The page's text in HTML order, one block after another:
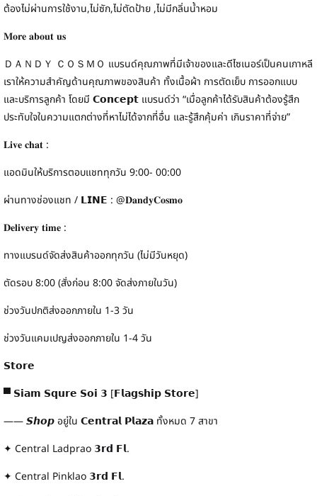
ต้องไม่ผ่านการใช้งาน,ไม่ซัก,ไม่ตัดป้าย ,ไม่มีกลิ่นน้ำหอม
𝐌𝐨𝐫𝐞 𝐚𝐛𝐨𝐮𝐭 𝐮𝐬
ＤＡＮＤＹ ＣＯＳＭＯ แบรนด์คุณภาพที่มีเจ้าของและดีไซเนอร์เป็นคนเกาหลี
เราให้ความสำคัญด้านคุณภาพของสินค้า ทั้งเนื้อผ้า การตัดเย็บ การออกแบบ
และบริการลูกค้า โดยมี 𝗖𝗼𝗻𝗰𝗲𝗽𝘁 แบรนด์ว่า “เมื่อลูกค้าได้รับสินค้าต้องรู้สึก
ประทับใจในความแตกต่างที่หาไม่ได้จากที่อื่น และรู้สึกคุ้มค่า เกินราคาที่จ่าย”
𝐋𝐢𝐯𝐞 𝐜𝐡𝐚𝐭 :
แอดมินให้บริการตอบแชททุกวัน 9:00- 00:00
ผ่านทางช่องแชท / 𝗟𝗜𝗡𝗘 : @𝐃𝐚𝐧𝐝𝐲𝐂𝐨𝐬𝐦𝐨
𝐃𝐞𝐥𝐢𝐯𝐞𝐫𝐲 𝐭𝐢𝐦𝐞 :
ทางแบรนด์จัดส่งสินค้าออกทุกวัน (ไม่มีวันหยุด)
ตัดรอบ 8:00 (สั่งก่อน 8:00 จัดส่งภายในวัน)
ช่วงวันปกติส่งออกภายใน 1-3 วัน
ช่วงวันแคมเปญส่งออกภายใน 1-4 วัน
𝗦𝘁𝗼𝗿𝗲
▀ 𝗦𝗶𝗮𝗺 𝗦𝗾𝘂𝗿𝗲 𝗦𝗼𝗶 𝟯 [𝗙𝗹𝗮𝗴𝘀𝗵𝗶𝗽 𝗦𝘁𝗼𝗿𝗲]
—— 𝙎𝙝𝙤𝙥 อยู่ใน 𝗖𝗲𝗻𝘁𝗿𝗮𝗹 𝗣𝗹𝗮𝘇𝗮 ทั้งหมด 7 สาขา
✦ Central Ladprao 𝟯𝗿𝗱 𝗙𝗹.
✦ Central Pinklao 𝟯𝗿𝗱 𝗙𝗹.